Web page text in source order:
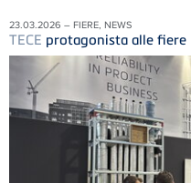
23.03.2026 – FIERE, NEWS
TECE protagonista alle